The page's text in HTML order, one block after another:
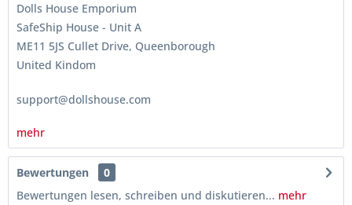
Dolls House Emporium
SafeShip House - Unit A
ME11 5JS Cullet Drive, Queenborough
United Kindom
support@dollshouse.com
mehr
Bewertungen
0
Bewertungen lesen, schreiben und diskutieren... mehr